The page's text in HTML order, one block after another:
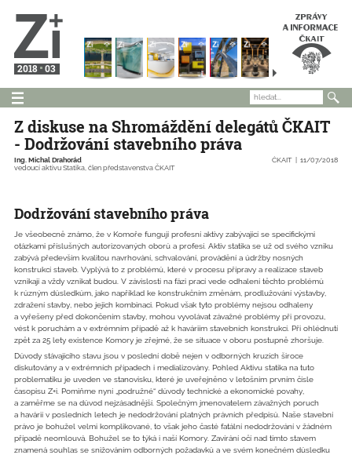
2018 03
Z diskuse na Shromáždění delegátů ČKAIT
- Dodržování stavebního práva
Ing. Michal Drahorád
vedoucí aktivu Statika, člen představenstva ČKAIT
11/07/2018
ČKAIT
Dodržování stavebního práva
Je všeobecně známo, že v Komoře fungují profesní aktivy zabývající se specifickými
otázkami příslušných autorizovaných oborů a profesí. Aktiv statika se už od svého vzniku
zabývá především kvalitou navrhování, schvalování, provádění a údržby nosných
konstrukcí staveb. Vyplývá to z problémů, které v procesu přípravy a realizace staveb
vznikají a vždy vznikat budou. V závislosti na fázi prací vede odhalení těchto problémů
k různým důsledkům, jako například ke konstrukčním změnám, prodlužování výstavby,
zdražení stavby, nebo jejich kombinaci. Pokud však tyto problémy nejsou odhaleny
a vyřešeny před dokončením stavby, mohou vyvolávat závažné problémy při provozu,
vést k poruchám a v extrémním případě až k haváriím stavebních konstrukcí. Při ohlédnutí
zpět za 25 lety existence Komory je zřejmé, že se situace v oboru postupně zhoršuje.
Důvody stávajícího stavu jsou v poslední době nejen v odborných kruzích široce
diskutovány a v extrémních případech i medializovány. Pohled Aktivu statika na tuto
problematiku je uveden ve stanovisku, které je uveřejněno v letošním prvním čísle
časopisu Z+i. Pomiňme nyní „podružné“ důvody technické a ekonomické povahy,
a zaměřme se na důvod nejzásadnější. Společným jmenovatelem závažných poruch
a havárií v posledních letech je nedodržování platných právních předpisů. Naše stavební
právo je bohužel velmi komplikované, to však jeho časté fatální nedodržování v žádném
případě neomlouvá. Bohužel se to týká i naší Komory. Zavírání očí nad tímto stavem
znamená souhlas se snižováním odborných požadavků a ve svém konečném důsledku